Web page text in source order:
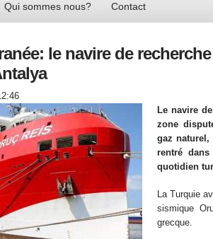
Qui sommes nous? Contact
le navire de
Le navire
zone
gaz naturel,
rentré
quotidien
La Turquie
sismique
grecque.